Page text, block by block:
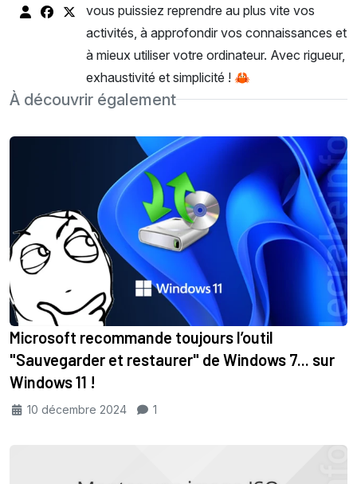
vous puissiez reprendre au plus vite vos
activités, à approfondir vos connaissances et
à mieux utiliser votre ordinateur. Avec rigueur,
exhaustivité et simplicité ! 🦀
À découvrir également
Microsoft recommande toujours l’outil
"Sauvegarder et restaurer" de Windows 7... sur
Windows 11 !
10 décembre 2024 1